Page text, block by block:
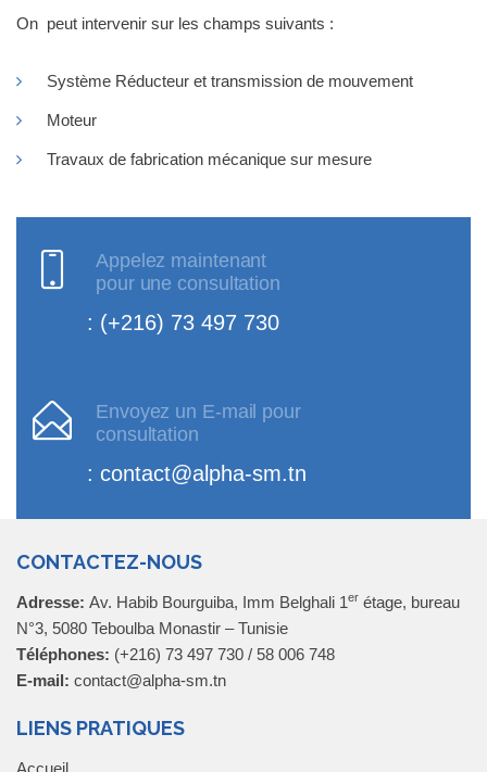
On peut intervenir sur les champs suivants :
Système Réducteur et transmission de mouvement
Moteur
Travaux de fabrication mécanique sur mesure
Appelez maintenant
pour une consultation
: (+216) 73 497 730
Envoyez un E-mail pour
consultation
: contact@alpha-sm.tn
CONTACTEZ-NOUS
Adresse: Av. Habib Bourguiba, Imm Belghali 1er étage, bureau
N°3, 5080 Teboulba Monastir – Tunisie
Téléphones: (+216) 73 497 730 / 58 006 748
E-mail: contact@alpha-sm.tn
LIENS PRATIQUES
Accueil